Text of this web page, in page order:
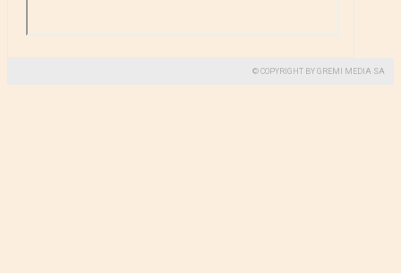
© COPYRIGHT BY GREMI MEDIA SA